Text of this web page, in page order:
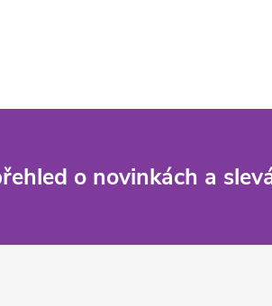
o novinkách a